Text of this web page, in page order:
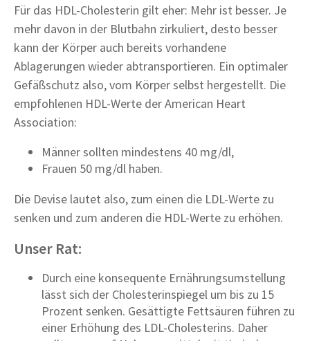
Für das HDL-Cholesterin gilt eher: Mehr ist besser. Je
mehr davon in der Blutbahn zirkuliert, desto besser
kann der Körper auch bereits vorhandene
Ablagerungen wieder abtransportieren. Ein optimaler
Gefäßschutz also, vom Körper selbst hergestellt. Die
empfohlenen HDL-Werte der American Heart
Association:
Männer sollten mindestens 40 mg/dl,
Frauen 50 mg/dl haben.
Die Devise lautet also, zum einen die LDL-Werte zu
senken und zum anderen die HDL-Werte zu erhöhen.
Unser Rat:
Durch eine konsequente Ernährungsumstellung
lässt sich der Cholesterinspiegel um bis zu 15
Prozent senken. Gesättigte Fettsäuren führen zu
einer Erhöhung des LDL-Cholesterins. Daher